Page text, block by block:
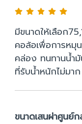
มีขนาดให้เลือก
คอล้อเพื่อการหมุ
คล่อง ทนทานน้ำ
ที่รับน้ำหนักไม่มาก
ขนาดเสนผ่าศูนย์